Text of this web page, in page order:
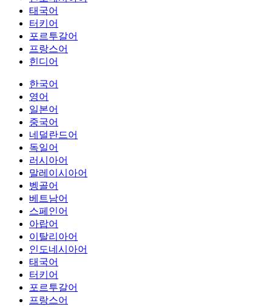
태국어
터키어
포르투갈어
프랑스어
힌디어
한국어
영어
일본어
중국어
네덜란드어
독일어
러시아어
말레이시아어
벵골어
베트남어
스페인어
아랍어
이탈리아어
인도네시아어
태국어
터키어
포르투갈어
프랑스어